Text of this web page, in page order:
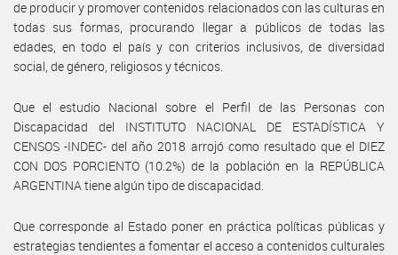
de producir y promover contenidos relacionados con las culturas en
todas sus formas, procurando llegar a públicos de todas las
edades, en todo el país y con criterios inclusivos, de diversidad
social, de género, religiosos y técnicos.
Que el estudio Nacional sobre el Perfil de las Personas con
Discapacidad del INSTITUTO NACIONAL DE ESTADÍSTICA Y
CENSOS -INDEC- del año 2018 arrojó como resultado que el DIEZ
CON DOS PORCIENTO (10.2%) de la población en la REPÚBLICA
ARGENTINA tiene algún tipo de discapacidad.
Que corresponde al Estado poner en práctica políticas públicas y
estrategias tendientes a fomentar el acceso a contenidos culturales